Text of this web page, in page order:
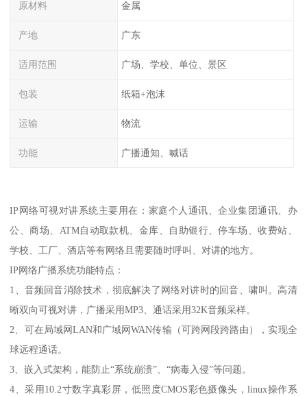
原材料 金属
产地 广东
适用范围 广场、学校、单位、景区
包装 纸箱+泡沫
运输 物流
功能 广播通知、喊话
IP网络可视对讲系统主要用在：家庭个人通讯、企业集团通讯、办
公、商场、ATM自动取款机、金库、自助银行、停车场、收费站、
学校、工厂、酒店等有网络且需要随时呼叫、对讲的地方。
IP网络广播系统功能特点：
1、音频回音消除技术，彻底解决了网络对讲时的回音、啸叫。高清
晰双向可视对讲，广播采用MP3、通话采用32K音频采样。
2、可在局域网LAN和广域网WAN传输（可跨网段跨路由），实现全
球远程通话。
3、嵌入式架构，能防止“系统崩溃”、“病毒入侵”等问题。
4、采用10.2寸数字真彩屏，低照度CMOS彩色摄像头，linux操作系